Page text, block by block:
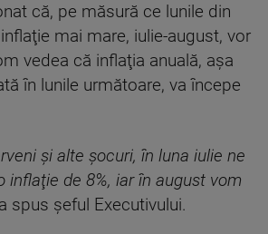
că, pe măsură ce lunile din
mai mare, iulie-august, vor
vedea că inflaţia anuală, aşa
în lunile următoare, va începe
şi alte şocuri, în luna iulie ne
inflaţie de 8%, iar în august vom
spus şeful Executivului.